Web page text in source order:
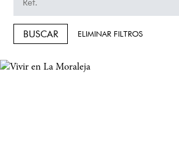
BUSCAR ELIMINAR FILTROS